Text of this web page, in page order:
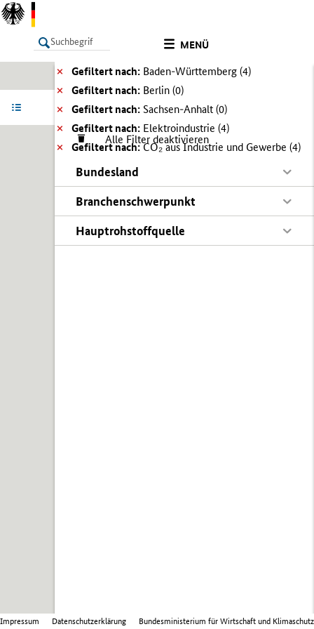
MENÜ
LISTE Info
Gefiltert nach: Baden-Württemberg (4)
Gefiltert nach: Berlin (0)
Gefiltert nach: Sachsen-Anhalt (0)
Gefiltert nach: Elektroindustrie (4)
Gefiltert nach:CO₂ aus Industrie und Gewerbe (4)
Alle Filter deaktivieren
Bundesland
Branchenschwerpunkt
Hauptrohstoffquelle
Impressum Datenschutzerklärung Bundesministerium für Wirtschaft und Klimaschutz